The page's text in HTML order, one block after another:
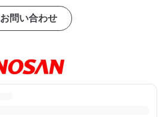
お問い合わせ